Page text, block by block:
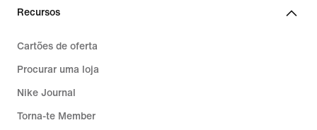
Recursos
Cartões de oferta
Procurar uma loja
Nike Journal
Torna-te Member